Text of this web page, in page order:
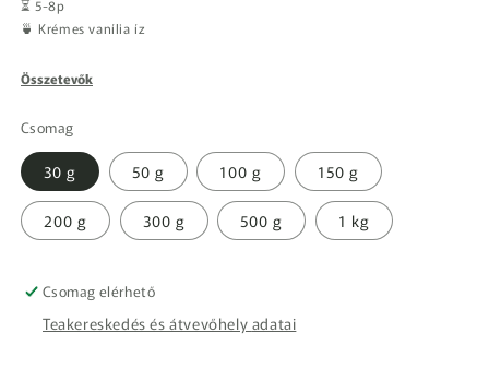
⏳ 5-8p
🍵 Krémes vanília íz
Összetevők
Csomag
30 g 50 g 100 g 150 g
200 g 300 g 500 g 1 kg
Csomag elérhető
Teakereskedés és átvevőhely adatai